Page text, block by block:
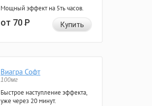
Мощный эффект на 5ть часов.
от 70Р Купить
Виагра Софт
100мг
Быстрое наступление эффекта,
уже через 20 минут.